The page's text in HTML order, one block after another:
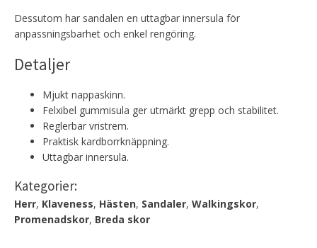
Dessutom har sandalen en uttagbar innersula för
anpassningsbarhet och enkel rengöring.
Detaljer
Mjukt nappaskinn.
Felxibel gummisula ger utmärkt grepp och stabilitet.
Reglerbar vristrem.
Praktisk kardborrknäppning.
Uttagbar innersula.
Kategorier:
Herr, Klaveness, Hästen, Sandaler, Walkingskor,
Promenadskor, Breda skor